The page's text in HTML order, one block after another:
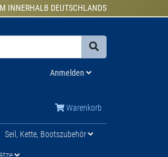
INNERHALB DEUTSCHLANDS
Anmelden
Warenkorb
Seil, Kette, Bootszubehör